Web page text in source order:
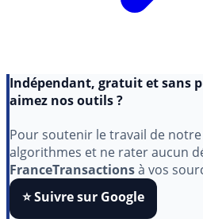
aimez nos outils ?
Pour soutenir le travail de
algorithmes et ne rater aucun
FranceTransactionsà vos